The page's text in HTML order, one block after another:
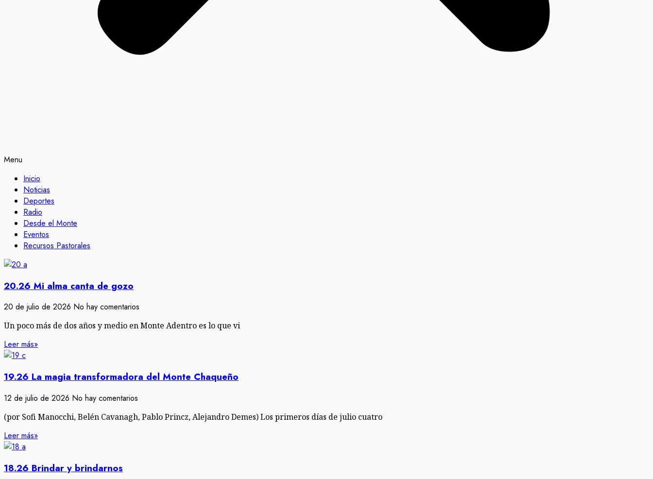
Menu
Inicio
Noticias
Deportes
Radio
Desde el Monte
Eventos
Recursos Pastorales
20.26 Mi alma canta de gozo
20 de julio de 2026 No hay comentarios
Un poco más de dos años y medio en Monte Adentro es lo que vi
Leer más»
19.26 La magia transformadora del Monte Chaqueño
12 de julio de 2026 No hay comentarios
(por Sofi Manocchi, Belén Cavanagh, Pablo Princz, Alejandro Demes) Los primeros días de julio cuatro
Leer más»
18.26 Brindar y brindarnos